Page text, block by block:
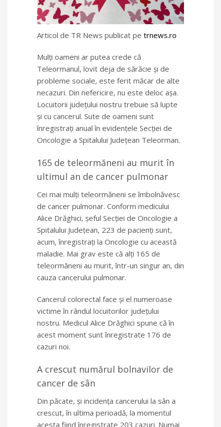
Articol de TR News publicat pe trnews.ro
Mulți oameni ar putea crede că
Teleormanul, lovit deja de sărăcie și de
probleme sociale, este ferit măcar de alte
necazuri. Din nefericire, nu este deloc așa.
Locuitorii județului nostru trebuie să lupte
și cu cancerul. Sute de oameni sunt
înregistrați anual în evidențele Secției de
Oncologie a Spitalului Județean Teleorman.
165 de teleormăneni au murit în
ultimul an de cancer pulmonar
Cei mai mulți teleormăneni se îmbolnăvesc
de cancer pulmonar. Conform medicului
Alice Drăghici, șeful Secției de Oncologie a
Spitalului Județean, 223 de pacienți sunt,
acum, înregistrați la Oncologie cu această
maladie. Mai grav este că alți 165 de
teleormăneni au murit, într-un singur an, din
cauza cancerului pulmonar.
Cancerul colorectal face și el numeroase
victime în rândul locuitorilor județului
nostru. Medicul Alice Drăghici spune că în
acest moment sunt înregistrate 176 de
cazuri noi.
A crescut numărul bolnavilor de
cancer de sân
Din păcate, și incidența cancerului la sân a
crescut, în ultima perioadă, la momentul
acesta fiind înregistrate 203 cazuri. Numai